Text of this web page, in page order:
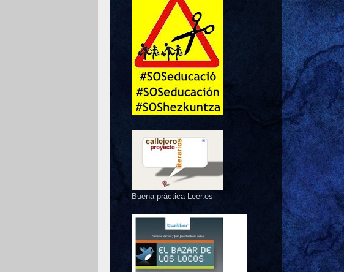
Buena práctica Leer.es